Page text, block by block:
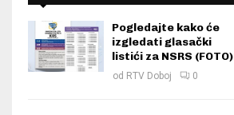
Pogledajte kako će
izgledati glasački
listići za NSRS (FOTO)
od RTV Doboj 0